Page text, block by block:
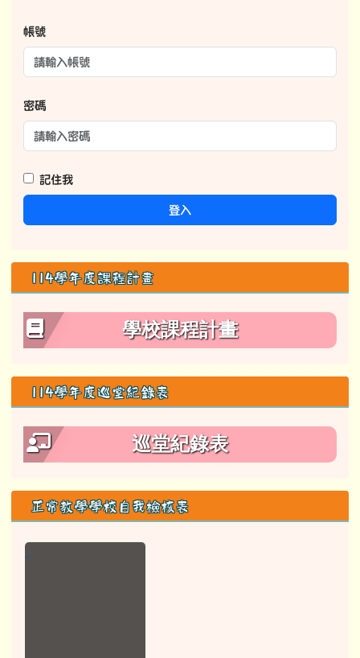
帳號
密碼
記住我
登入
114學年度課程計畫
學校課程計畫
114學年度巡堂紀錄表
巡堂紀錄表
正常教學學校自我檢核表